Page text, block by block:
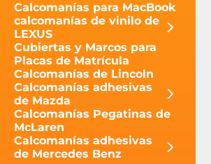
Calcomanías para MacBook
calcomanías de vinilo de
LEXUS
Cubiertas y Marcos para
Placas de Matrícula
Calcomanías de Lincoln
Calcomanías adhesivas
de Mazda
Calcomanías Pegatinas de
McLaren
Calcomanías adhesivas
de Mercedes Benz